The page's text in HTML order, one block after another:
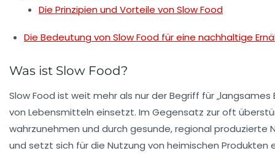
Die Prinzipien und Vorteile von Slow Food
Die Bedeutung von Slow Food für eine nachhaltige
Was ist Slow Food?
Slow Food ist weit mehr als nur der Begriff für
von Lebensmitteln einsetzt. Im Gegensatz zur oft
wahrzunehmen und durch gesunde, regional
und setzt sich für die Nutzung von heimischen Produkten